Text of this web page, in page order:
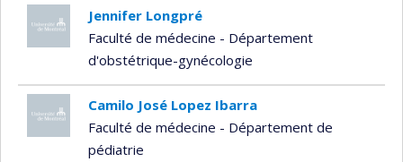
Jennifer Longpré
Faculté de médecine - Département
d'obstétrique-gynécologie
Camilo José Lopez Ibarra
Faculté de médecine - Département de
pédiatrie